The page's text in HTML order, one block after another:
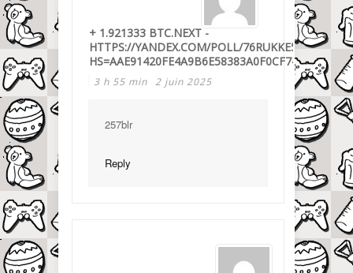
+ 1.921333 BTC.NEXT -
HTTPS://YANDEX.COM/POLL/
HS=AAE91420FE4A9B6E58383A0F0CF743C8&
3 h 55 min 2 juin 2025
257blr
Reply